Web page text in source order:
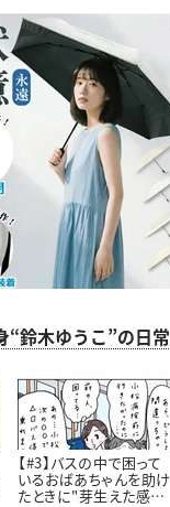
鈴木ゆうこ”の日常
【#3】バスの中で困って
いるおばあちゃんを助け
たときに"芽生えた感